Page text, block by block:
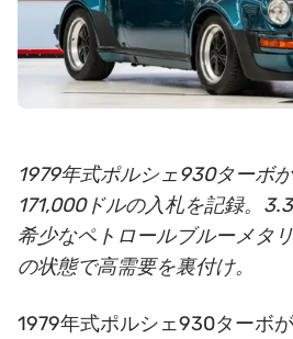
1979年式ポルシェ930ターボ
171,000ドルの入札を記録。
希少なペトロールブルーメタ
の状態で高需要を裏付け。
1979年式ポルシェ930ターボ